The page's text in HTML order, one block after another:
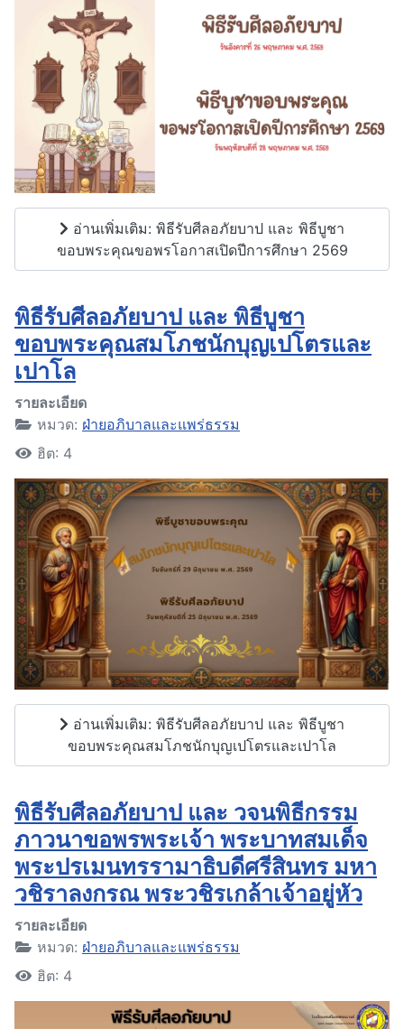
อ่านเพิ่มเติม: พิธีรับศีลอภัยบาป และ พิธีบูชา
ขอบพระคุณขอพรโอกาสเปิดปีการศึกษา 2569
พิธีรับศีลอภัยบาป และ พิธีบูชา
ขอบพระคุณสมโภชนักบุญเปโตรและ
เปาโล
รายละเอียด
หมวด: ฝ่ายอภิบาลและแพร่ธรรม
ฮิต: 4
อ่านเพิ่มเติม: พิธีรับศีลอภัยบาป และ พิธีบูชา
ขอบพระคุณสมโภชนักบุญเปโตรและเปาโล
พิธีรับศีลอภัยบาป และ วจนพิธีกรรม
ภาวนาขอพรพระเจ้า พระบาทสมเด็จ
พระปรเมนทรรามาธิบดีศรีสินทร มหา
วชิราลงกรณ พระวชิรเกล้าเจ้าอยู่หัว
รายละเอียด
หมวด: ฝ่ายอภิบาลและแพร่ธรรม
ฮิต: 4